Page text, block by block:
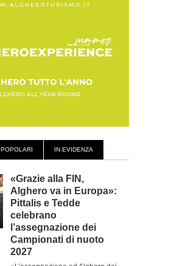
POPOLARI IN EVIDENZA
«Grazie alla FIN,
Alghero va in Europa»:
Pittalis e Tedde
celebrano
l’assegnazione dei
Campionati di nuoto
2027